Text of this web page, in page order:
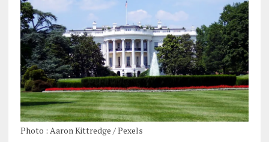
Photo : Aaron Kittredge / Pexels